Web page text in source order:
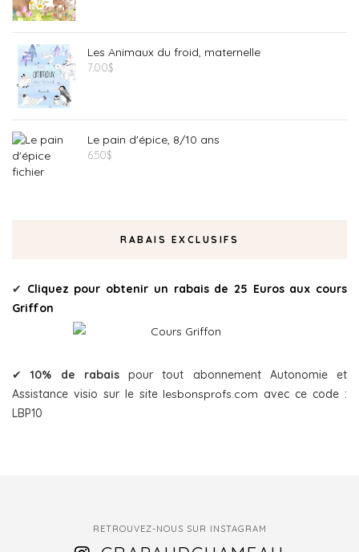
Les Animaux du froid, maternelle
7.00$
Le pain d'épice, 8/10 ans
6.50$
RABAIS EXCLUSIFS
✔ Cliquez pour obtenir un rabais de 25 Euros aux cours
Griffon
✔10% de rabaispour tout abonnement Autonomie et
Assistance visio sur le site lesbonsprofs.com avec ce code :
LBP10
RETROUVEZ-NOUS SUR INSTAGRAM